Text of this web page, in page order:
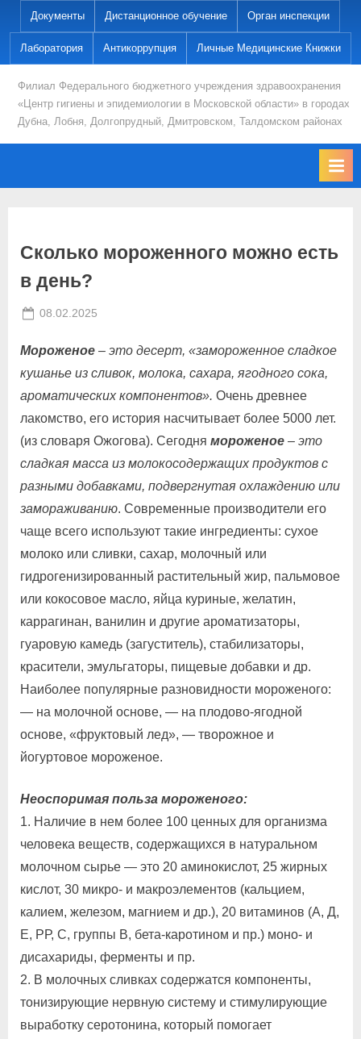
content
Документы Дистанционное обучение Орган инспекции
Лаборатория Антикоррупция Личные Медицинские Книжки
Филиал Федерального бюджетного учреждения здравоохранения
«Центр гигиены и эпидемиологии в Московской области» в городах
Дубна, Лобня, Долгопрудный, Дмитровском, Талдомском районах
Сколько мороженного можно есть
в день?
Posted
08.02.2025
Мороженое – это десерт, «замороженное сладкое
кушанье из сливок, молока, сахара, ягодного сока,
ароматических компонентов». Очень древнее
лакомство, его история насчитывает более 5000 лет.
(из словаря Ожогова). Сегодня мороженое – это
сладкая масса из молокосодержащих продуктов с
разными добавками, подвергнутая охлаждению или
замораживанию. Современные производители его
чаще всего используют такие ингредиенты: сухое
молоко или сливки, сахар, молочный или
гидрогенизированный растительный жир, пальмовое
или кокосовое масло, яйца куриные, желатин,
каррагинан, ванилин и другие ароматизаторы,
гуаровую камедь (загуститель), стабилизаторы,
красители, эмульгаторы, пищевые добавки и др.
Наиболее популярные разновидности мороженого:
— на молочной основе, — на плодово-ягодной
основе, «фруктовый лед», — творожное и
йогуртовое мороженое.
Неоспоримая польза мороженого:
1. Наличие в нем более 100 ценных для организма
человека веществ, содержащихся в натуральном
молочном сырье — это 20 аминокислот, 25 жирных
кислот, 30 микро- и макроэлементов (кальцием,
калием, железом, магнием и др.), 20 витаминов (А, Д,
Е, РР, С, группы В, бета-каротином и пр.) моно- и
дисахариды, ферменты и пр.
2. В молочных сливках содержатся компоненты,
тонизирующие нервную систему и стимулирующие
выработку серотонина, который помогает